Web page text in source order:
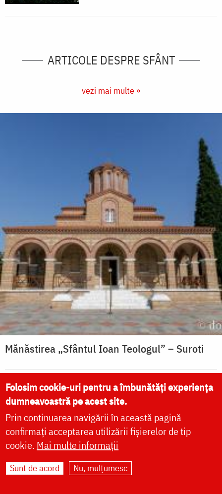
ARTICOLE DESPRE SFÂNT
vezi mai multe »
Mănăstirea „Sfântul Ioan Teologul” – Suroti
Întreita mărturisire a
Apostolului Petru
Folosim cookie-uri pentru a îmbunătăți experiența
dumneavoastră pe acest site.
Prin continuarea navigării în această pagină
confirmați acceptarea utilizării fișierelor de tip
cookie. Mai multe informații
Sunt de acord Nu, mulțumesc